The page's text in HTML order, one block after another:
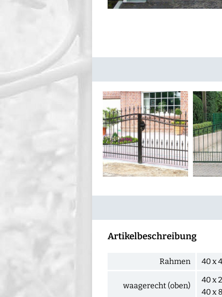
Artikelbeschreibung
Rahmen 40 x
waagerecht (oben)
40 x
40 x